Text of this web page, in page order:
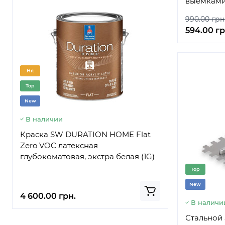
Hit
Top
New
В наличии
Краска SW DURATION HOME Flat
Zero VOC латексная
глубокоматовая, экстра белая (1G)
4 600.00 грн.
Краска
белая G
990.00
594.00
Top
New
В
Стальной